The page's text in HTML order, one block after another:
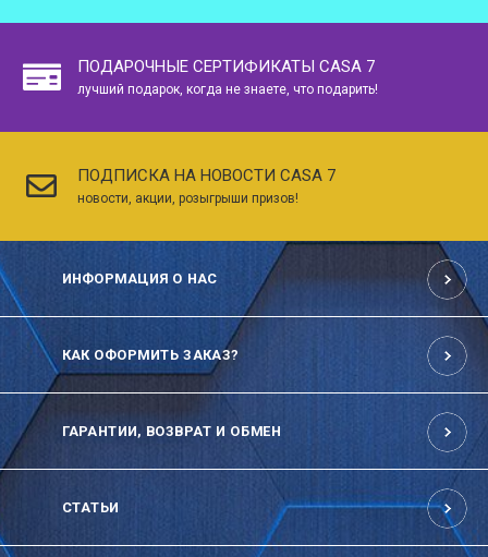
ПОДАРОЧНЫЕ СЕРТИФИКАТЫ CASA 7
лучший подарок, когда не знаете, что подарить!
ПОДПИСКА НА НОВОСТИ CASA 7
новости, акции, розыгрыши призов!
ИНФОРМАЦИЯ О НАС
КАК ОФОРМИТЬ ЗАКАЗ?
ГАРАНТИИ, ВОЗВРАТ И ОБМЕН
СТАТЬИ